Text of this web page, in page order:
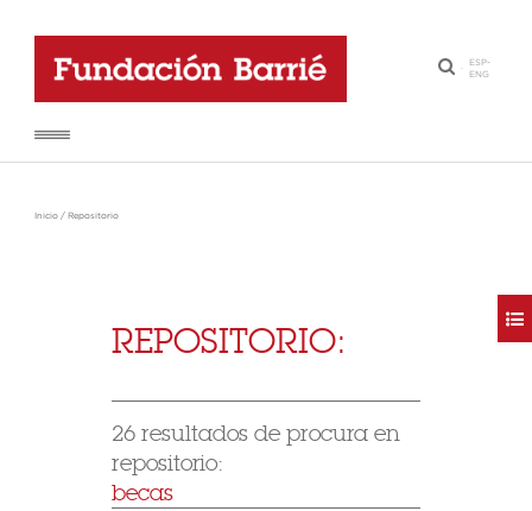
·
ESP-
ENG
Inicio / Repositorio
REPOSITORIO:
26 resultados de procura en
repositorio:
becas